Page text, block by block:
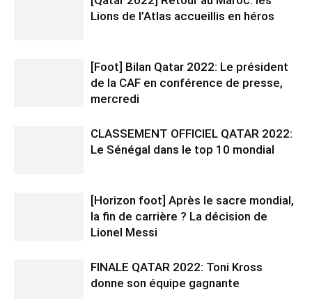
Lions de l’Atlas accueillis en héros
[Foot] Bilan Qatar 2022: Le président
de la CAF en conférence de presse,
mercredi
CLASSEMENT OFFICIEL QATAR 2022:
Le Sénégal dans le top 10 mondial
[Horizon foot] Après le sacre mondial,
la fin de carrière ? La décision de
Lionel Messi
FINALE QATAR 2022: Toni Kross
donne son équipe gagnante